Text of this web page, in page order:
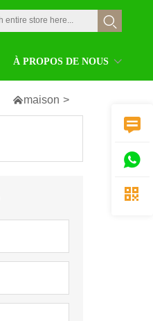
À PROPOS DE NOUS
maison >


